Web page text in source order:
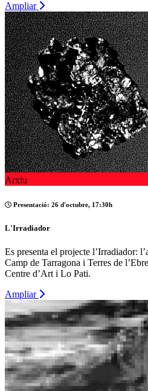
Ampliar
Arxiu
Presentació: 26 d'octubre, 17:30h
L'Irradiador
Es presenta el projecte l’Irradiador:
Camp de Tarragona i Terres de
Centre d’Art i Lo Pati.
Ampliar